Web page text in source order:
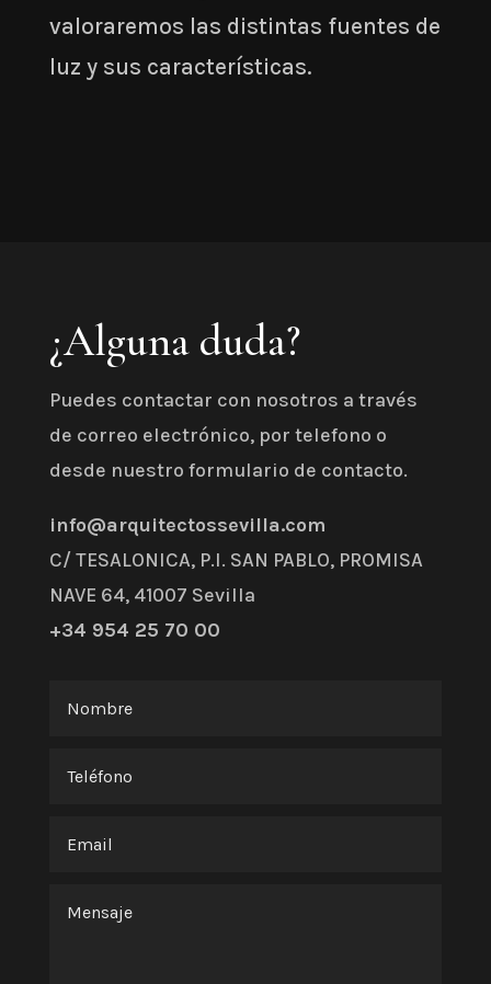
valoraremos las distintas fuentes de
luz y sus características.
¿Alguna duda?
Puedes contactar con nosotros a través
de correo electrónico, por telefono o
desde nuestro formulario de contacto.
info@arquitectossevilla.com
C/ TESALONICA, P.I. SAN PABLO, PROMISA
NAVE 64, 41007 Sevilla
+34 954 25 70 00